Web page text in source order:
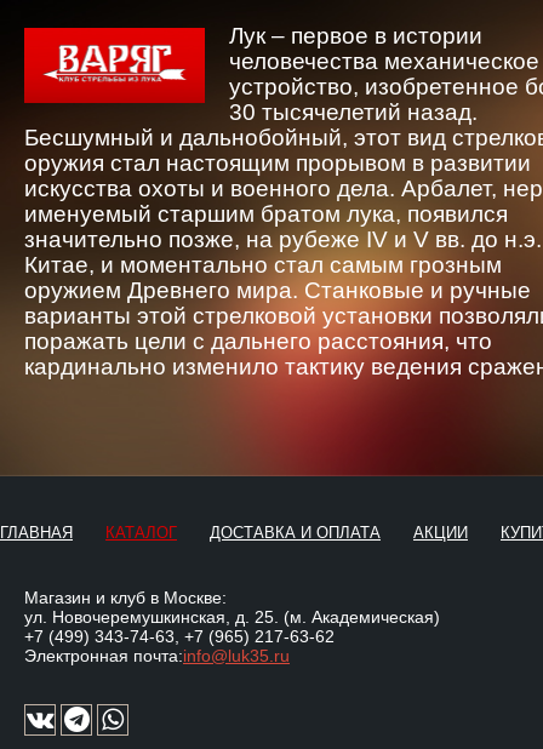
Лук – первое в истории
человечества механическое
устройство, изобретенное
30 тысячелетий назад.
Бесшумный и дальнобойный, этот вид
оружия стал настоящим прорывом в развитии
искусства охоты и военного дела. Арбалет,
именуемый старшим братом лука, появился
значительно позже, на рубеже IV и V вв. до
Китае, и моментально стал самым грозным
оружием Древнего мира. Станковые и ручные
варианты этой стрелковой установки
поражать цели с дальнего расстояния, что
кардинально изменило тактику ведения
ГЛАВНАЯ КАТАЛОГ ДОСТАВКА И ОПЛАТА АКЦИИ
Магазин и клуб в Москве:
ул. Новочеремушкинская, д. 25. (м. Академическая)
+7 (499) 343-74-63 +7 (965) 217-63-62
Электронная почта:info@luk35.ru